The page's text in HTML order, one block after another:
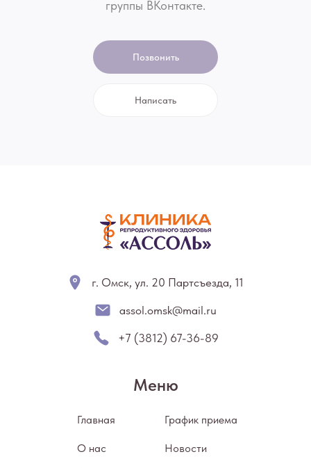
группы ВКонтакте.
Написать
Позвонить
г. Омск, ул. 20 Партсъезда, 11
+7 (3812) 67-36-89
assol.omsk@mail.ru
Новости
График приема
О нас
Главная
Меню